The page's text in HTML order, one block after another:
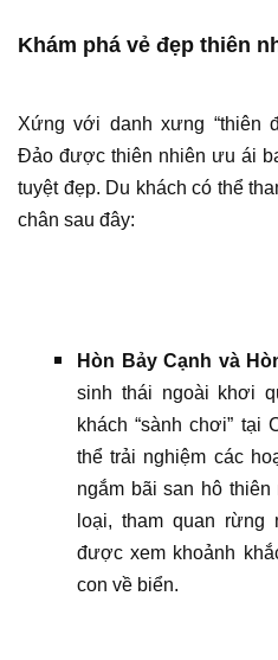
Khám phá vẻ đẹp thiên
Xứng với danh xưng “thiên
Đảo được thiên nhiên ưu ái
tuyệt đẹp. Du khách có thể
chân sau đây:
Hòn Bảy Cạnh và
sinh thái ngoài khơi
khách “sành chơi” tại
thể trải nghiệm các
ngắm bãi san hô
loại, tham quan rừng
được xem khoảnh
con về biển.